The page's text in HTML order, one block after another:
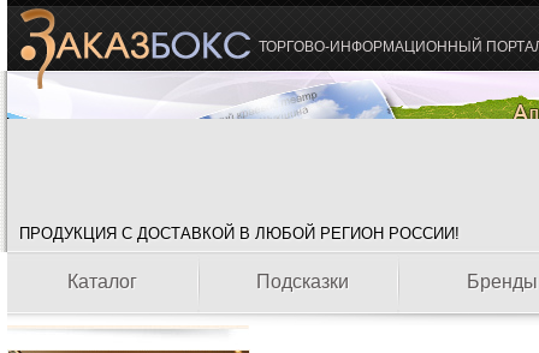
ТОРГОВО-ИНФОРМАЦИОННЫЙ
ПРОДУКЦИЯ С ДОСТАВКОЙ В ЛЮБОЙ РЕГИОН РОССИИ!
Каталог Подсказки Бренды